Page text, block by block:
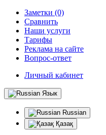
Заметки (0)
Сравнить
Наши услуги
Тарифы
Реклама на сайте
Вопрос-ответ
Личный кабинет
Язык
Russian
Қазақ